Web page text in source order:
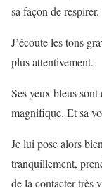
sa façon de respirer.
J’écoute les tons
plus attentivement.
Ses yeux bleus
magnifique. Et sa
Je lui pose alors
tranquillement,
de la contacter très